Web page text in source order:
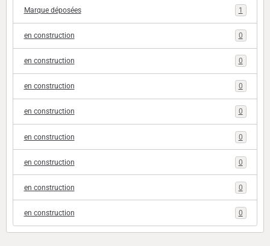
Marque déposées 1
en construction 0
en construction 0
en construction 0
en construction 0
en construction 0
en construction 0
en construction 0
en construction 0